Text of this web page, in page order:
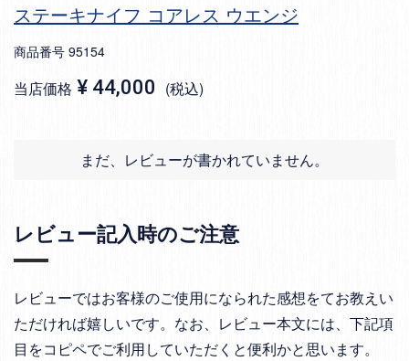
ステーキナイフ コアレス ウエンジ
商品番号 95154
当店価格 ¥ 44,000 税込
まだ、レビューが書かれていません。
レビュー記入時のご注意
レビューではお客様のご使用になられた感想をてお教えい
ただければ嬉しいです。なお、レビュー本文には、下記項
目をコピペでご利用していただくと便利かと思います。